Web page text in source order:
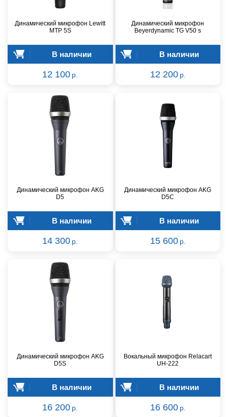
Динамический микрофон Lewitt
MTP 5S
В наличии
12 100 р.
Динамический микрофон
Beyerdynamic TG V50 s
В наличии
12 200 р.
Динамический микрофон AKG
D5
В наличии
14 300 р.
Динамический микрофон AKG
D5C
В наличии
15 600 р.
Динамический микрофон AKG
D5S
В наличии
16 200 р.
Вокальный микрофон Relacart
UH-222
В наличии
16 600 р.